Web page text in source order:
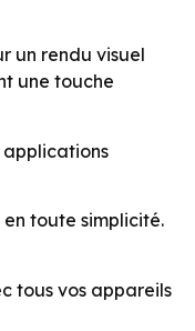
un rendu visuel
une touche
applications
toute simplicité.
tous vos appareils